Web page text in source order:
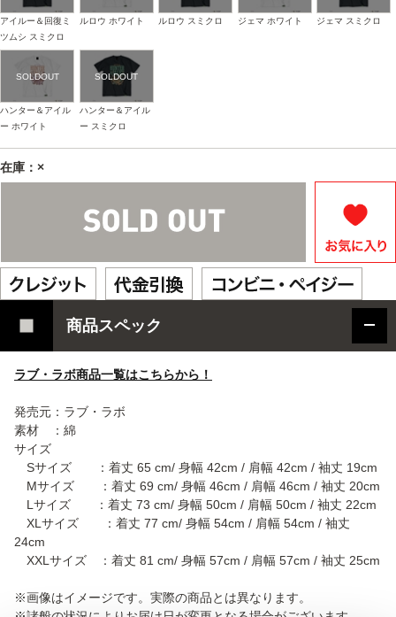
アイルー＆回復ミ
ツムシ スミクロ
ルロウ ホワイト ルロウ スミクロ ジェマ ホワイト ジェマ スミクロ
ハンター＆アイル
ー ホワイト
ハンター＆アイル
ー スミクロ
在庫：×
商品スペック
ラブ・ラボ商品一覧はこちらから！
発売元：ラブ・ラボ
素材 ：綿
サイズ
Sサイズ ：着丈 65 cm/ 身幅 42cm / 肩幅 42cm / 袖丈 19cm
Mサイズ ：着丈 69 cm/ 身幅 46cm / 肩幅 46cm / 袖丈 20cm
Lサイズ ：着丈 73 cm/ 身幅 50cm / 肩幅 50cm / 袖丈 22cm
XLサイズ ：着丈 77 cm/ 身幅 54cm / 肩幅 54cm / 袖丈
24cm
XXLサイズ ：着丈 81 cm/ 身幅 57cm / 肩幅 57cm / 袖丈 25cm
※画像はイメージです。実際の商品とは異なります。